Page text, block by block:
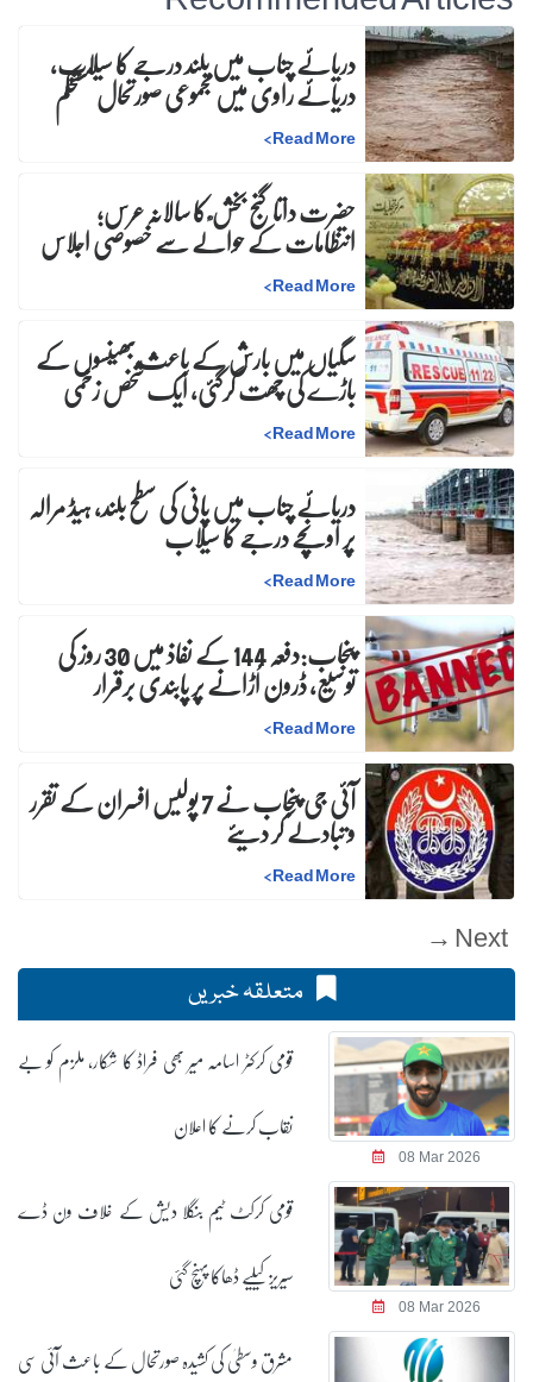
دریائے چناب میں بلند درجے کا سیلاب،
دریائے راوی میں مجموعی صورتحال مستحکم
Read More
>
حضرت داتا گنج بخش ؒ کا سالانہ عرس;
انتظامات کے حوالے سے خصوصی اجلاس
Read More
>
سگیاں میں بارش کے باعث بھینسوں کے
باڑے کی چھت گرگئی، ایک شخص زخمی
Read More
>
دریائے چناب میں پانی کی سطح بلند، ہیڈ مرالہ
پر اونچے درجے کا سیلاب
Read More
>
پنجاب:دفعہ 144 کے نفاذ میں 30 روز کیتوسیع، ڈرون اُڑانے پر پابندی برقرار
Read More
>
آئی جی پنجاب نے 7 پولیس افسران کے تقرر و تبادلے کر دیئے
Read More
>
Next →
متعلقہ خبریں
08 Mar 2026
قومی کرکٹر اسامہ میر بھی فراڈ کا شکار، ملزم کو بے
نقاب کرنے کا اعلان
08 Mar 2026
قومی کرکٹ ٹیم بنگلا دیش کے خلاف ون ڈے
سیریز کیلیے ڈھاکا پہنچ گئی
مشرق وسطیٰ کی کشیدہ صورتحال کے باعث آئی سی